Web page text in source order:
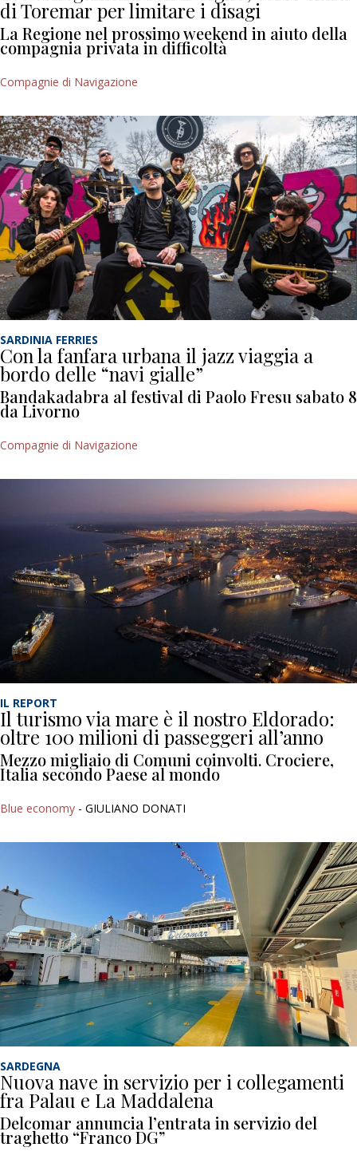
di Toremar per limitare i disagi
La Regione nel prossimo weekend in aiuto della
compagnia privata in difficoltà
Compagnie di Navigazione
SARDINIA FERRIES
Con la fanfara urbana il jazz viaggia a
bordo delle “navi gialle”
Bandakadabra al festival di Paolo Fresu sabato 8
da Livorno
Compagnie di Navigazione
IL REPORT
Il turismo via mare è il nostro Eldorado:
oltre 100 milioni di passeggeri all’anno
Mezzo migliaio di Comuni coinvolti. Crociere,
Italia secondo Paese al mondo
Blue economy - GIULIANO DONATI
SARDEGNA
Nuova nave in servizio per i collegamenti
fra Palau e La Maddalena
Delcomar annuncia l’entrata in servizio del
traghetto “Franco DG”